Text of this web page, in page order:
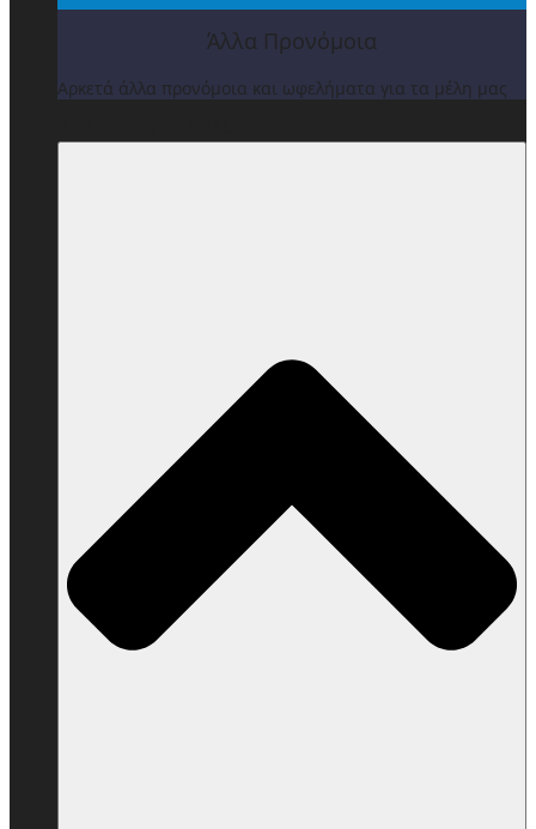
Άλλα Προνόμοια
Αρκετά άλλα προνόμοια και ωφελήματα για τα μέλη μας